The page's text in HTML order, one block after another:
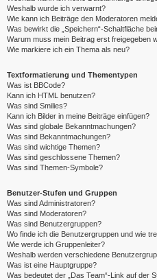
Weshalb wurde ich verwarnt?
Wie kann ich Beiträge den Moderatoren
Was bewirkt die „Speichern“-Schaltfläche
Warum muss mein Beitrag erst freigegeben
Wie markiere ich ein Thema als neu?
Textformatierung und Thementypen
Was ist BBCode?
Kann ich HTML benutzen?
Was sind Smilies?
Kann ich Bilder in meine Beiträge einfügen?
Was sind globale Bekanntmachungen?
Was sind Bekanntmachungen?
Was sind wichtige Themen?
Was sind geschlossene Themen?
Was sind Themen-Symbole?
Benutzer-Stufen und Gruppen
Was sind Administratoren?
Was sind Moderatoren?
Was sind Benutzergruppen?
Wo finde ich die Benutzergruppen und wie
Wie werde ich Gruppenleiter?
Weshalb werden verschiedene
Was ist eine Hauptgruppe?
Was bedeutet der „Das Team“-Link auf der